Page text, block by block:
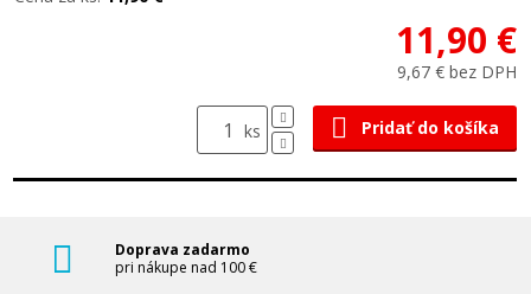
11,90 €
9,67 € bez DPH
ks Pridať do košíka
Doprava zadarmo
pri nákupe nad 100 €